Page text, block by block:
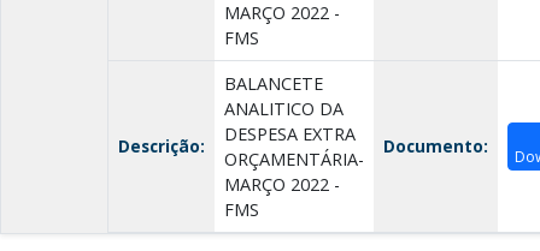
MARÇO 2022 -
FMS
Descrição:
BALANCETE
ANALITICO DA
DESPESA EXTRA
ORÇAMENTÁRIA-
MARÇO 2022 -
FMS
Documento: